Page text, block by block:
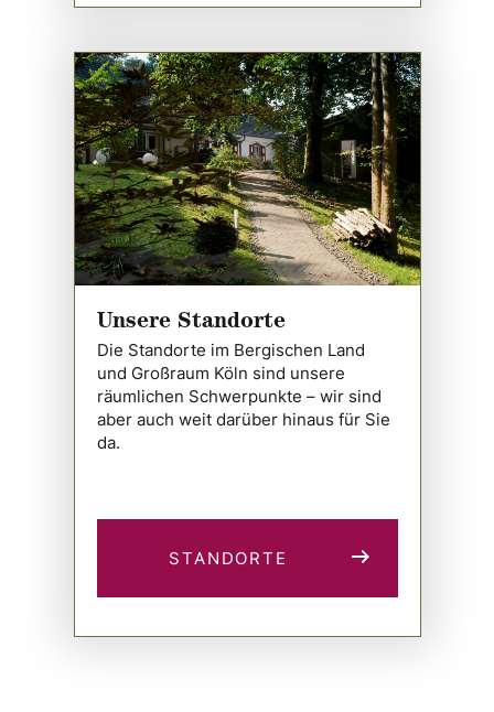
Unsere Standorte
Die Standorte im Bergischen Land
und Großraum Köln sind unsere
räumlichen Schwerpunkte – wir sind
aber auch weit darüber hinaus für Sie
da.
STANDORTE